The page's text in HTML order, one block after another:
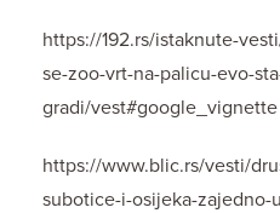
https://192.rs/istaknute-
se-zoo-vrt-na-palicu-evo-
gradi/vest#google_vignette
https://www.blic.rs/vesti/
subotice-i-osijeka-zajedno-